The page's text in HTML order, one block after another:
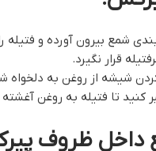
شمع بیرون آورده و
شیشه از روغن به دلخواه
کنید تا فتیله به روغن
داخل ظروف